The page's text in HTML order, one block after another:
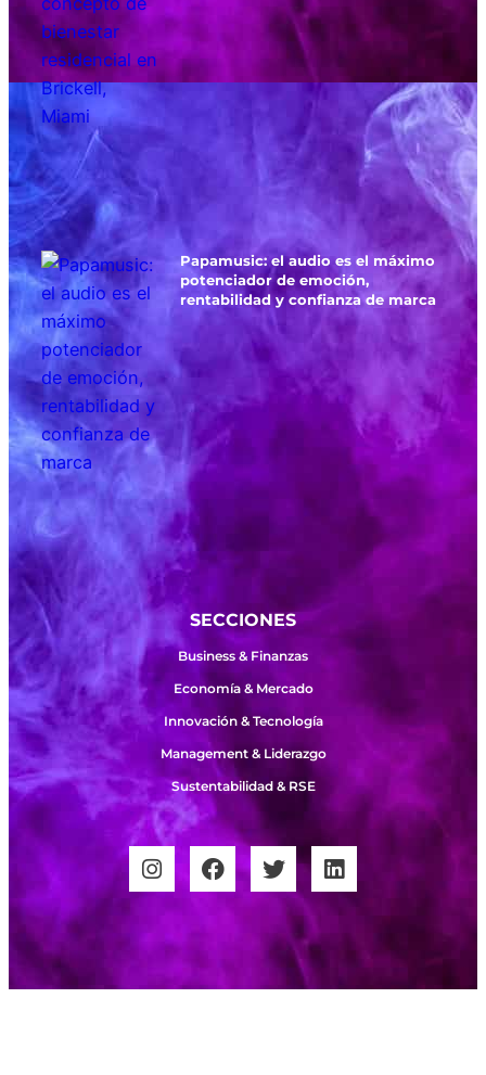
Papamusic: el audio es el máximo
potenciador de emoción,
rentabilidad y confianza de marca
SECCIONES
Business & Finanzas
Economía & Mercado
Innovación & Tecnología
Management & Liderazgo
Sustentabilidad & RSE